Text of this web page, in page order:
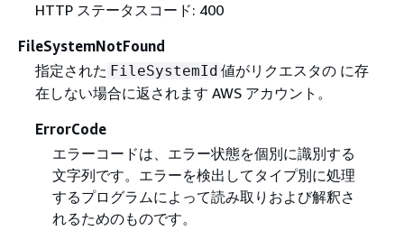
HTTP ステータスコード: 400
FileSystemNotFound
指定された FileSystemId 値がリクエスタの に存
在しない場合に返されます AWS アカウント。
ErrorCode
エラーコードは、エラー状態を個別に識別する
文字列です。エラーを検出してタイプ別に処理
するプログラムによって読み取りおよび解釈さ
れるためのものです。